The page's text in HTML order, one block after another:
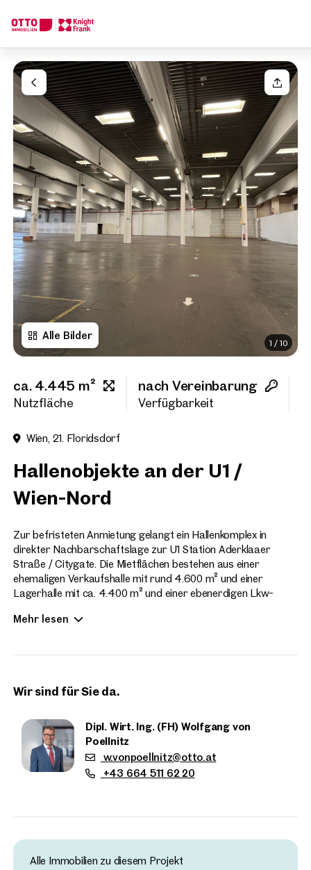
Alle Bilder
1 /10
ca. 4.445 m²
Nutzfläche
nach Vereinbarung
Verfügbarkeit
Wien, 21. Floridsdorf
Hallenobjekte an der U1 /
Wien-Nord
Zur befristeten Anmietung gelangt ein Hallenkomplex in
direkter Nachbarschaftslage zur U1 Station Aderklaaer
Straße / Citygate. Die Mietflächen bestehen aus einer
ehemaligen Verkaufshalle mit rund 4.600 m² und einer
Lagerhalle mit ca. 4.400 m² und einer ebenerdigen Lkw-
Büroräumlichkeiten, zusätzliche Flächen können im
vermieten, beide Hallen können auch getrennt genutzt
werden.
Mehr lesen
Wir sind für Sie da.
Dipl. Wirt. Ing. (FH) Wolfgang von
Poellnitz
w.vonpoellnitz@otto.at
+43 664 511 62 20
Alle Immobilien zu diesem Projekt
Ihre Anfrage
Ihre Nachricht
Bitte wählen
Titel
Nachname
Rückruf-Service
Ich habe die AGB und
Ich möchte regelmäßig
Wir finden Ihre
Traumimmobilie
Sagen Sie uns was Sie suchen und wir finden Ihre
Wie möchten Sie uns kontaktieren?
Online
Immobilie konfigurieren & finden lassen
Direkte:r Ansprechpartner:in
Anrufen oder Rückruf vereinbaren